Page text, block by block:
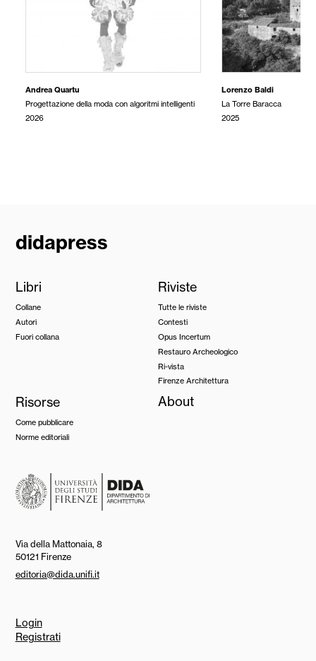
Andrea Quartu
Progettazione della moda con algoritmi intelligenti
2026
Lorenzo Baldi
La Torre Baracca
2025
didapress
Libri
Collane
Autori
Fuori collana
Riviste
Tutte le riviste
Contesti
Opus Incertum
Restauro Archeologico
Ri-vista
Firenze Architettura
Risorse
Come pubblicare
Norme editoriali
About
Via della Mattonaia, 8
50121 Firenze
editoria@dida.unifi.it
Login
Registrati